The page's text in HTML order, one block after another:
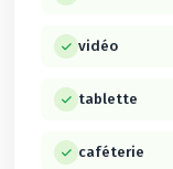
vidéo
tablette
caféterie